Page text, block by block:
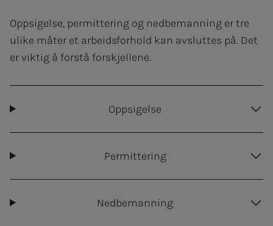
Oppsigelse, permittering og nedbemanning er tre
ulike måter et arbeidsforhold kan avsluttes på. Det
er viktig å forstå forskjellene.
Oppsigelse
Permittering
Nedbemanning